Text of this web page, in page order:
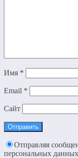
Имя *
Email *
Сайт
Отправляя
персональных